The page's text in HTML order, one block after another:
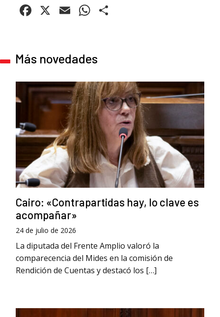
Facebook
X EmailWhatsApp
Más novedades
Cairo: «Contrapartidas hay, lo clave es
acompañar»
24 de julio de 2026
La diputada del Frente Amplio valoró la
comparecencia del Mides en la comisión de
Rendición de Cuentas y destacó los […]